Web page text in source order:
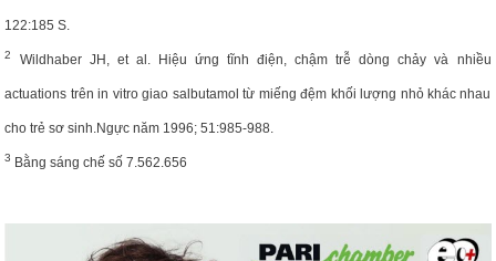
122:185 S.
2 Wildhaber JH, et al. Hiệu ứng tĩnh điện, chậm trễ dòng chảy và nhiều
actuations trên in vitro giao salbutamol từ miếng đệm khối lượng nhỏ khác nhau
cho trẻ sơ sinh.Ngực năm 1996; 51:985-988.
3 Bằng sáng chế số 7.562.656